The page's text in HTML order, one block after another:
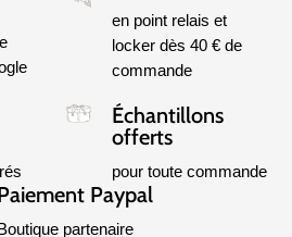
en point relais et
locker dès 40 € de
commande
Échantillons
offerts
pour toute commande
Paypal
partenaire